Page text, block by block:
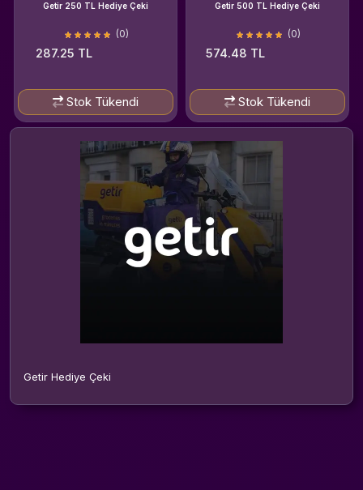
Getir 250 TL Hediye Çeki
(0)
287.25 TL
Stok Tükendi
Getir 500 TL Hediye Çeki
(0)
574.48 TL
Stok Tükendi
Getir Hediye Çeki